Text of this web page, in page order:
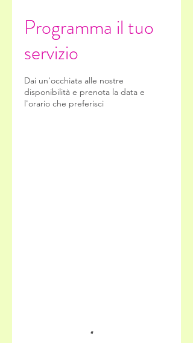
Programma il tuo
servizio
Dai un'occhiata alle nostre
disponibilità e prenota la data e
l'orario che preferisci